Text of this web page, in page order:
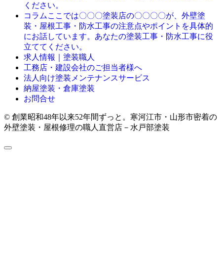
ください。
コラム ここでは〇〇〇塗装店の〇〇〇〇が、外壁塗
装・屋根工事・防水工事の注意点やポイントを具体的
にお話しています。あなたの塗装工事・防水工事に役
立ててください。
求人情報｜塗装職人
工務店・建設会社のご担当者様へ
法人向け塗装メンテナンスサービス
納屋塗装・倉庫塗装
お問合せ
© 創業昭和48年以来52年間ずっと。寒河江市・山形市密着の
外壁塗装・屋根修理の職人直営店－水戸部塗装